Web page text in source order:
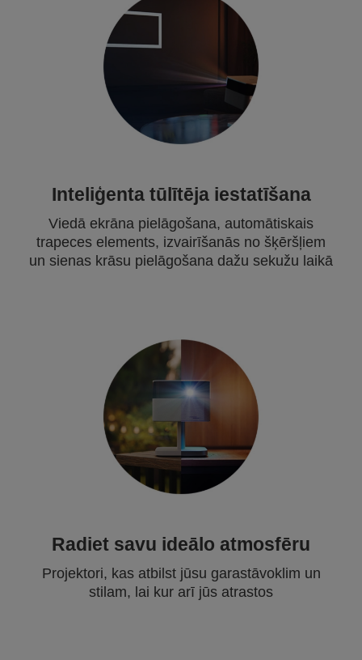
Inteliģenta tūlītēja iestatīšana
Viedā ekrāna pielāgošana, automātiskais
trapeces elements, izvairīšanās no šķēršļiem
un sienas krāsu pielāgošana dažu sekužu laikā
Radiet savu ideālo atmosfēru
Projektori, kas atbilst jūsu garastāvoklim un
stilam, lai kur arī jūs atrastos